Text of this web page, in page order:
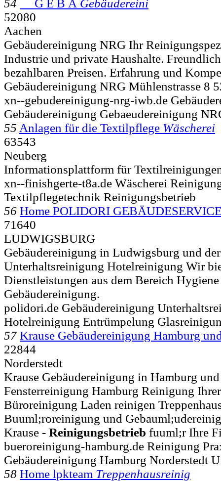
54
G E B Ä Gebäudereini
52080
Aachen
Gebäudereinigung NRG Ihr
Industrie und private Haushalte.
bezahlbaren Preisen. Erfahrung und
Gebäudereinigung NRG Mühlenstrasse 8
xn--gebudereinigung-nrg-iwb.de
Gebäudereinigung Gebaeudereinigung
55 Anlagen für die Textilpflege Wäscherei
63543
Neuberg
Informationsplattform für
xn--finishgerte-t8a.de Wäscherei
Textilpflegetechnik Reinigungsbetrieb
56 Home POLIDORI
71640
LUDWIGSBURG
Gebäudereinigung in Ludwigsburg und
Unterhaltsreinigung Hotelreinigung Wir
Dienstleistungen aus dem Bereich
Gebäudereinigung.
polidori.de Gebäudereinigung
Hotelreinigung Entrümpelung
57 Krause Gebäudereinigung Hamburg
22844
Norderstedt
Krause Gebäudereinigung in Hamburg
Fensterreinigung Hamburg Reinigung
Büroreinigung Laden reinigen
Buuml;roreinigung und
Krause - Reinigungsbetrieb fuuml;r Ihre
bueroreinigung-hamburg.de Reinigung
Gebäudereinigung Hamburg Norderstedt
58 Home lpkteam Treppenhausreinig